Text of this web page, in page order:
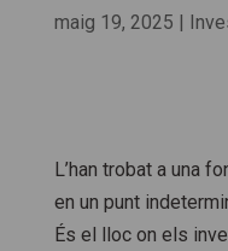
maig 19, 2025 |
L’han trobat a una
en un punt
És el lloc on els